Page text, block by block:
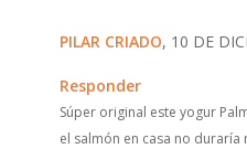
PILAR CRIADO, 10 DE
Responder
Súper original este yogur
el salmón en casa no duraría